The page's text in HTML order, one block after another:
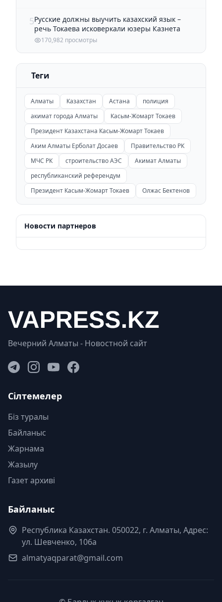
5Русские должны выучить казахский язык –
речь Токаева исковеркали юзеры Казнета
170,982 просмотры
Теги
Алматы Казахстан Астана
полиция
акимат города Алматы
Касым-Жомарт Токаев
Президент Казахстана Касым-Жомарт Токаев
Аким Алматы Ерболат Досаев
Правительство РК
МЧС РК
строительство АЭС
Акимат Алматы
республиканский референдум
Президент Касым-Жомарт Токаев
Олжас Бектенов
Новости партнеров
Вечерний Алматы - Новостной сайт
Сілтемелер
Біз туралы
Байланыс
Жарнама
Жазылу
Газет архиві
Байланыс
Республика Казахстан. 050022, г. Алматы, Адрес:
ул. Шевченко, 106а
almatyaqparat@gmail.com